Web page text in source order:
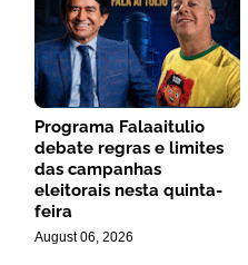
Programa Falaaitulio
debate regras e limites
das campanhas
eleitorais nesta quinta-
feira
August 06, 2026